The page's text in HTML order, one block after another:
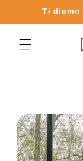
direttamente
ai contenuti
Ti diamo
sul prodotto